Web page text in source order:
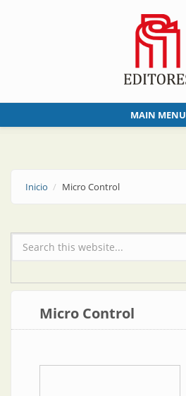
MAIN MENU
Inicio Micro Control
Formulario de búsqueda
Micro Control